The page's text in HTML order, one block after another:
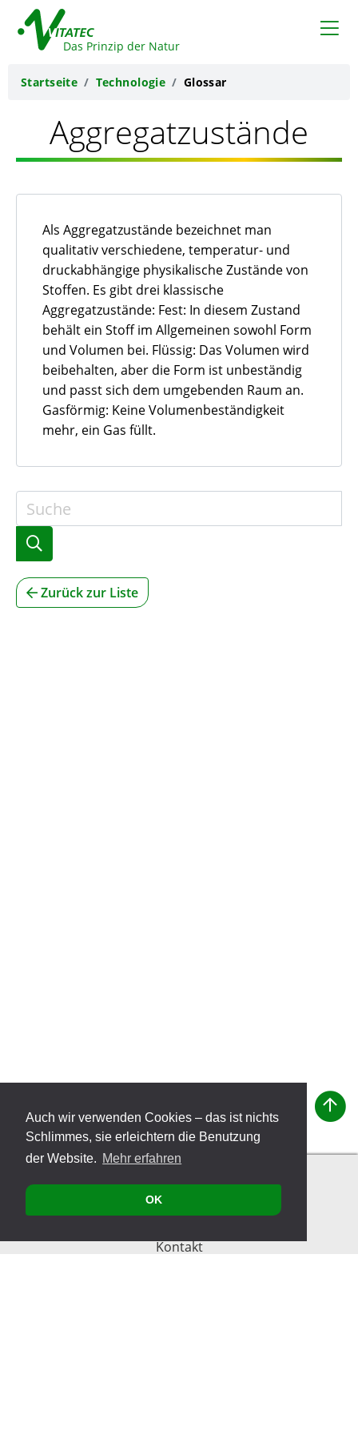
Auch wir verwenden Cookies – das ist nichts
Schlimmes, sie erleichtern die Benutzung
der Website. Mehr erfahren
OK
Das Prinzip der Natur
Startseite Technologie Glossar
Aggregatzustände
Als Aggregatzustände bezeichnet man
qualitativ verschiedene, temperatur- und
druckabhängige physikalische Zustände von
Stoffen. Es gibt drei klassische
Aggregatzustände: Fest: In diesem Zustand
behält ein Stoff im Allgemeinen sowohl Form
und Volumen bei. Flüssig: Das Volumen wird
beibehalten, aber die Form ist unbeständig
und passt sich dem umgebenden Raum an.
Gasförmig: Keine Volumenbeständigkeit
mehr, ein Gas füllt.
Zurück zur Liste
Kontakt